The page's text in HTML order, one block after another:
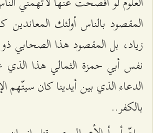
المقصود بالناس أولئك المعاندين
زياد، بل المقصود هذا الصحابي
نفس أبي حمزة الثمالي هذا الذي
الدعاء الذي بين أيدينا كان سيتّهم
بالكفر..